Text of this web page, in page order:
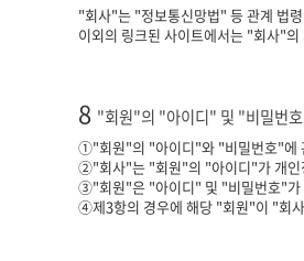
"회사"는 "정보통신망법" 등 관계 법
이외의 링크된 사이트에서는 "회사"
8 "회원"의 "아이디" 및 "비밀번
①"회원"의 "아이디"와 "비밀번호"에
②"회사"는 "회원"의 "아이디"가 개인
③"회원"은 "아이디" 및 "비밀번호"가
④제3항의 경우에 해당 "회원"이 "회